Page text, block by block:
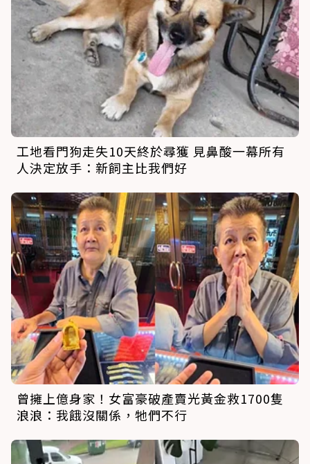
工地看門狗走失10天終於尋獲 見鼻酸一幕所有
人決定放手：新飼主比我們好
曾擁上億身家！女富豪破產賣光黃金救1700隻
浪浪：我餓沒關係，牠們不行